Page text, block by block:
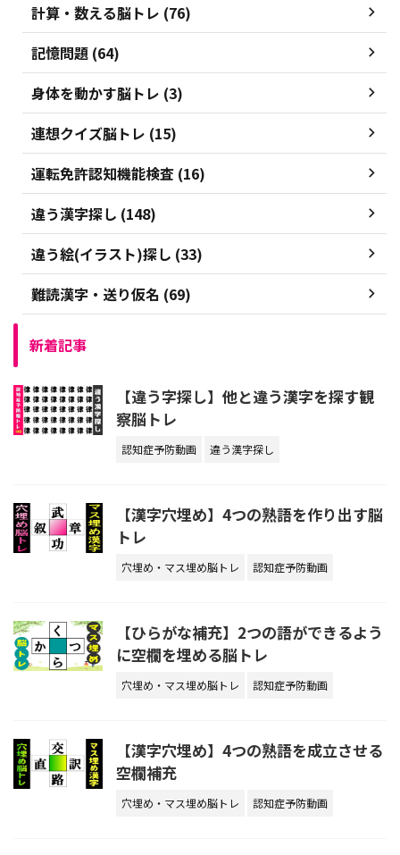
計算・数える脳トレ (76)
記憶問題 (64)
身体を動かす脳トレ (3)
連想クイズ脳トレ (15)
運転免許認知機能検査 (16)
違う漢字探し (148)
違う絵(イラスト)探し (33)
難読漢字・送り仮名 (69)
新着記事
【違う字探し】他と違う漢字を探す観
察脳トレ
認知症予防動画 違う漢字探し
【漢字穴埋め】4つの熟語を作り出す脳
トレ
穴埋め・マス埋め脳トレ 認知症予防動画
【ひらがな補充】2つの語ができるよう
に空欄を埋める脳トレ
穴埋め・マス埋め脳トレ 認知症予防動画
【漢字穴埋め】4つの熟語を成立させる
空欄補充
穴埋め・マス埋め脳トレ 認知症予防動画